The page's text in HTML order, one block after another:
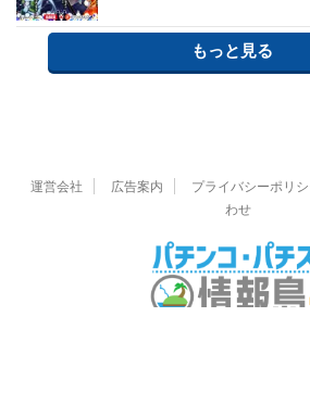
もっと見る
運営会社 広告案内 プライバシーポリ
わせ